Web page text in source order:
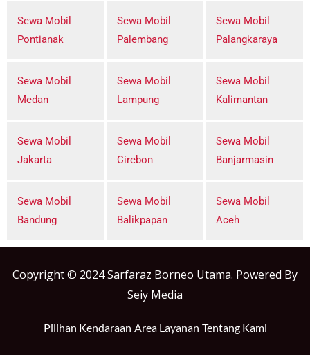
Sewa Mobil
Pontianak
Sewa Mobil
Palembang
Sewa Mobil
Palangkaraya
Sewa Mobil
Medan
Sewa Mobil
Lampung
Sewa Mobil
Kalimantan
Sewa Mobil
Jakarta
Sewa Mobil
Cirebon
Sewa Mobil
Banjarmasin
Sewa Mobil
Bandung
Sewa Mobil
Balikpapan
Sewa Mobil
Aceh
Copyright © 2024 Sarfaraz Borneo Utama. Powered By
Seiy Media
Pilihan Kendaraan Area Layanan Tentang Kami